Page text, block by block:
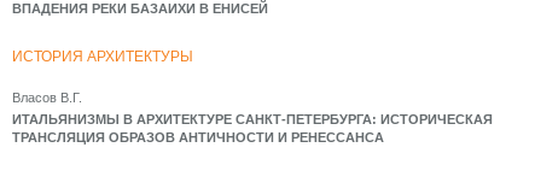
ВПАДЕНИЯ РЕКИ БАЗАИХИ В ЕНИСЕЙ
ИСТОРИЯ АРХИТЕКТУРЫ
Власов В.Г.
ИТАЛЬЯНИЗМЫ В АРХИТЕКТУРЕ САНКТ-ПЕТЕРБУРГА: ИСТОРИЧЕСКАЯ
ТРАНСЛЯЦИЯ ОБРАЗОВ АНТИЧНОСТИ И РЕНЕССАНСА